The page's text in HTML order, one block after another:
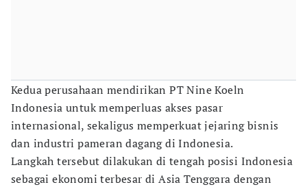
Kedua perusahaan mendirikan PT Nine Koeln
Indonesia untuk memperluas akses pasar
internasional, sekaligus memperkuat jejaring bisnis
dan industri pameran dagang di Indonesia.
Langkah tersebut dilakukan di tengah posisi Indonesia
sebagai ekonomi terbesar di Asia Tenggara dengan